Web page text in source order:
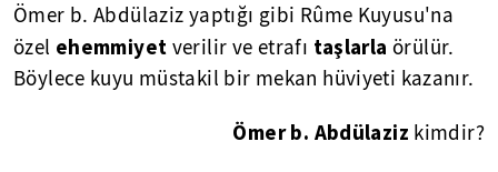
Ömer b. Abdülaziz yaptığı gibi Rûme Kuyusu'na
özel ehemmiyet verilir ve etrafı taşlarla örülür.
Böylece kuyu müstakil bir mekan hüviyeti kazanır.
Ömer b. Abdülaziz kimdir?